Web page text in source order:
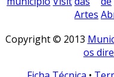
Copyright © 2013
os